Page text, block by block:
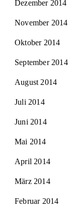
Dezember 2014
November 2014
Oktober 2014
September 2014
August 2014
Juli 2014
Juni 2014
Mai 2014
April 2014
März 2014
Februar 2014